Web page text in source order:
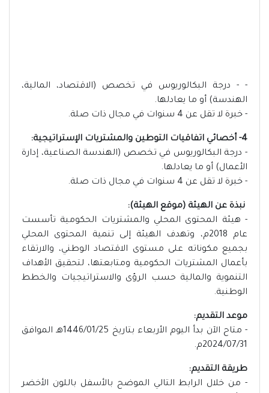
- - درجة البكالوريوس في تخصص (الاقتصاد، المالية،
الهندسة) أو ما يعادلها.
- خبرة لا تقل عن 4 سنوات في مجال ذات صلة.
4- أخصائي اتفاقيات التوطين والمشتريات الإستراتيجية:
- درجة البكالوريوس في تخصص (الهندسة الصناعية، إدارة
الأعمال) أو ما يعادلها.
- خبرة لا تقل عن 4 سنوات في مجال ذات صلة.
نبذة عن الهيئة (موقع الهيئة):
- هيئة المحتوى المحلي والمشتريات الحكومية تأسست
عام 2018م، وتهدف الهيئة إلى تنمية المحتوى المحلي
بجميع مكوناته على مستوى الاقتصاد الوطني، والارتقاء
بأعمال المشتريات الحكومية ومتابعتها، لتحقيق الأهداف
التنموية والمالية حسب الرؤى والاستراتيجيات والخطط
الوطنية.
موعد التقديم:
- متاح الآن بدأ اليوم الأربعاء بتاريخ 1446/01/25هـ الموافق
2024/07/31م.
طريقة التقديم:
- من خلال الرابط التالي الموضح بالأسفل باللون الأخضر